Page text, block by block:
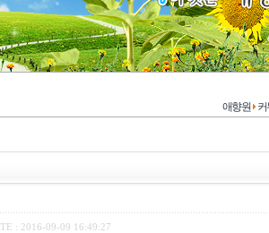
애향원 커
: 2016-09-09 16:49:27